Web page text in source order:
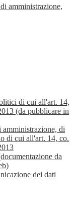
amministrazione,
di cui all'art. 14,
(da pubblicare in
di
di cui all'art. 14, co.
da
dei dati